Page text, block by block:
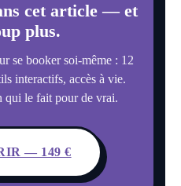
cet article — et
plus.
se booker soi-même : 12
interactifs, accès à vie.
qui le fait pour de vrai.
— 149 €